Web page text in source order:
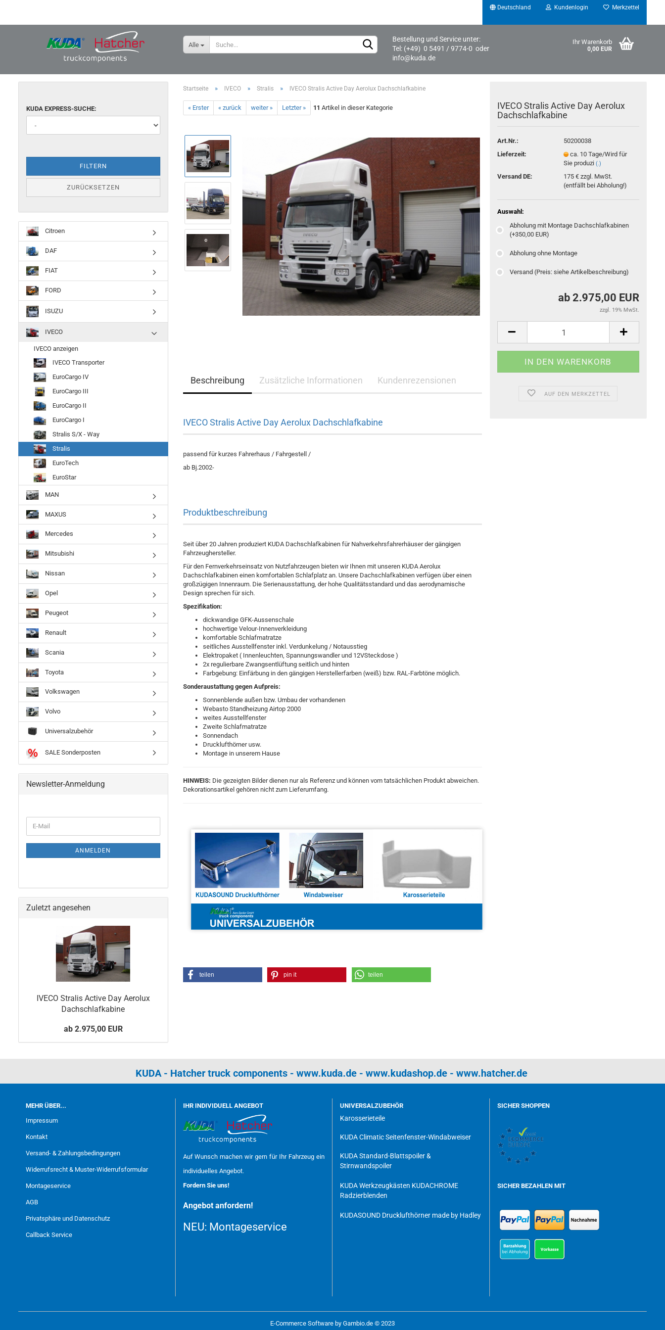
Deutschland
Lieferland
Kundenlogin
Konto erstellen
Merkzettel
Alle
Bestellung und Service unter:
Tel: (+49) 0 5491 / 9774-0 oder
info@kuda.de
Ihr Warenkorb
0,00 EUR
Startseite » IVECO » Stralis » IVECO Stralis Active Day Aerolux Dachschlafkabine
« Erster « zurück weiter » Letzter » 11 Artikel in dieser Kategorie
IVECO Stralis Active Day Aerolux
Dachschlafkabine
Art.Nr.:
50200038
Lieferzeit:
ca. 10 Tage/Wird für
Sie produzi(.)
Versand DE:
175 € zzgl. MwSt.
(entfällt bei Abholung!)
Auswahl:
Abholung mit Montage Dachschlafkabinen
(+350,00 EUR)
Abholung ohne Montage
Versand (Preis: siehe Artikelbeschreibung)
ab 2.975,00 EUR
zzgl. 19% MwSt.
AUF DEN MERKZETTEL
Beschreibung Zusätzliche Informationen Kundenrezensionen
IVECO Stralis Active Day Aerolux Dachschlafkabine
passend für kurzes Fahrerhaus / Fahrgestell /
ab Bj.2002-
Produktbeschreibung
Seit über 20 Jahren produziert KUDA Dachschlafkabinen für Nahverkehrsfahrerhäuser der gängigen
Fahrzeughersteller.
Für den Fernverkehrseinsatz von Nutzfahrzeugen bieten wir Ihnen mit unseren KUDA Aerolux
Dachschlafkabinen einen komfortablen Schlafplatz an. Unsere Dachschlafkabinen verfügen über einen
großzügigen Innenraum. Die Serienausstattung, der hohe Qualitätsstandard und das aerodynamische
Design sprechen für sich.
Spezifikation:
dickwandige GFK-Aussenschale
hochwertige Velour-Innenverkleidung
komfortable Schlafmatratze
seitliches Ausstellfenster inkl. Verdunkelung / Notausstieg
Elektropaket ( Innenleuchten, Spannungswandler und 12VSteckdose )
2x regulierbare Zwangsentlüftung seitlich und hinten
Farbgebung: Einfärbung in den gängigen Herstellerfarben (weiß) bzw. RAL-Farbtöne möglich.
Sonderaustattung gegen Aufpreis:
Sonnenblende außen bzw. Umbau der vorhandenen
Webasto Standheizung Airtop 2000
weites Ausstellfenster
Zweite Schlafmatratze
Sonnendach
Drucklufthörner usw.
Montage in unserem Hause
HINWEIS: Die gezeigten Bilder dienen nur als Referenz und können vom tatsächlichen Produkt abweichen.
Dekorationsartikel gehören nicht zum Lieferumfang.
teilen pin it teilen
KUDA EXPRESS-SUCHE:
FILTERN
ZURÜCKSETZEN
Citroen
DAF
FIAT
FORD
ISUZU
IVECO
IVECO anzeigen
IVECO Transporter
EuroCargo IV
EuroCargo III
EuroCargo II
EuroCargo I
Stralis S/X - Way
Stralis
EuroTech
EuroStar
MAN
MAXUS
Mercedes
Mitsubishi
Nissan
Opel
Peugeot
Renault
Scania
Toyota
Volkswagen
Volvo
Universalzubehör
SALE Sonderposten
Newsletter-Anmeldung
ANMELDEN
Zuletzt angesehen
IVECO Stralis Active Day Aerolux
Dachschlafkabine
ab 2.975,00 EUR
KUDA - Hatcher truck components - www.kuda.de- www.kudashop.de- www.hatcher.de
MEHR ÜBER...
Impressum
Kontakt
Versand- & Zahlungsbedingungen
Widerrufsrecht & Muster-Widerrufsformular
Montageservice
AGB
Privatsphäre und Datenschutz
Callback Service
IHR INDIVIDUELL ANGEBOT
Auf Wunsch machen wir gern für Ihr Fahrzeug ein
individuelles Angebot.
Fordern Sie uns!
Angebot anfordern!
NEU: Montageservice
UNIVERSALZUBEHÖR
Karosserieteile
KUDA Climatic Seitenfenster-Windabweiser
KUDA Standard-Blattspoiler &
Stirnwandspoiler
KUDA Werkzeugkästen KUDACHROME
Radzierblenden
KUDASOUND Drucklufthörner made by Hadley
SICHER SHOPPEN
SICHER BEZAHLEN MIT
E-Commerce Software by Gambio.de © 2023